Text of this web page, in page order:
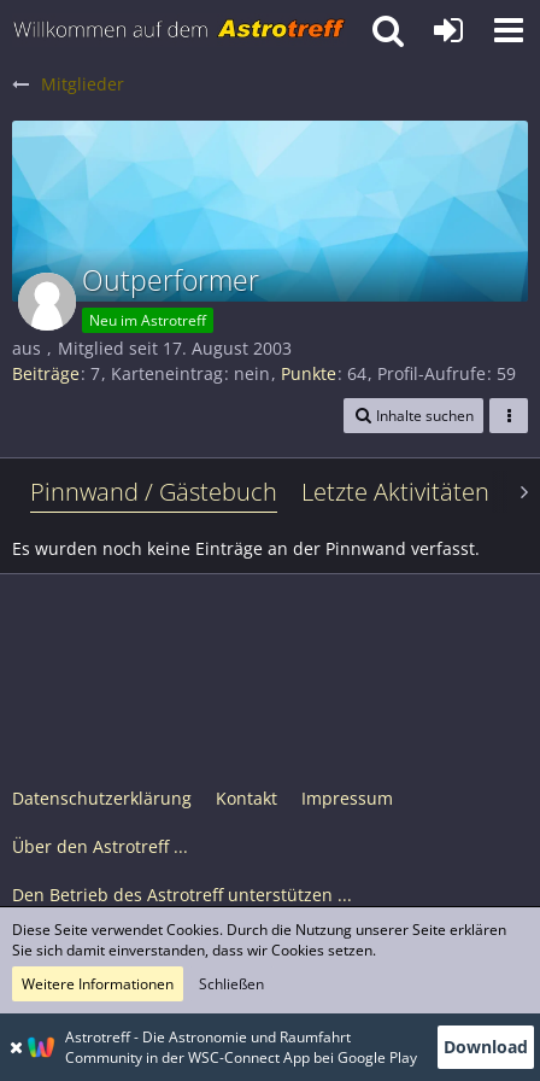
Mitglieder
Outperformer
Neu im Astrotreff
aus
Mitglied seit 17. August 2003
Beiträge 7 Karteneintrag nein Punkte 64 Profil-Aufrufe 59
Inhalte suchen
Pinnwand / Gästebuch Letzte Aktivitäten
Es wurden noch keine Einträge an der Pinnwand verfasst.
Datenschutzerklärung Kontakt Impressum
Über den Astrotreff ...
Den Betrieb des Astrotreff unterstützen ...
Nutzungsbedingungen
© Astrotreff 2001-2026, lizenziert unter CC BY-SA,
sofern für einzelne Inhalte nicht anders angegeben
Astrotreff - Die Astronomie und Raumfahrt
Community in der WSC-Connect App bei Google Play
Download
Diese Seite verwendet Cookies. Durch die Nutzung unserer Seite erklären
Sie sich damit einverstanden, dass wir Cookies setzen.
Weitere Informationen
Schließen